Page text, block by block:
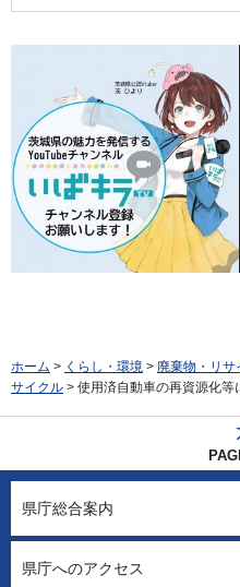
ホーム > くらし・環境 > 廃棄物・リサ
サイクル > 使用済自動車の再資源化
県庁総合案内
県庁へのアクセス